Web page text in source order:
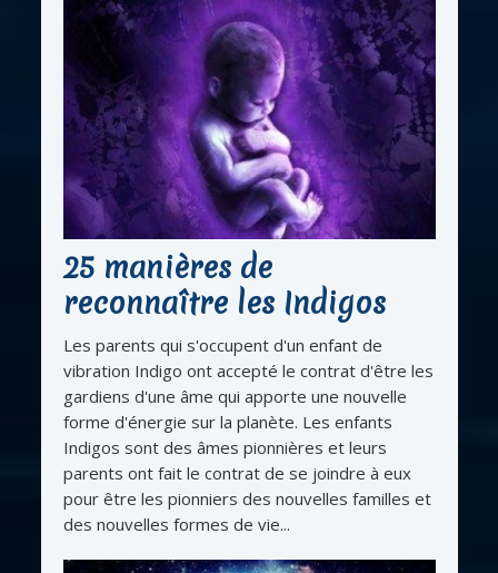
25 manières de
reconnaître les Indigos
Les parents qui s'occupent d'un enfant de
vibration Indigo ont accepté le contrat d'être les
gardiens d'une âme qui apporte une nouvelle
forme d'énergie sur la planète. Les enfants
Indigos sont des âmes pionnières et leurs
parents ont fait le contrat de se joindre à eux
pour être les pionniers des nouvelles familles et
des nouvelles formes de vie...